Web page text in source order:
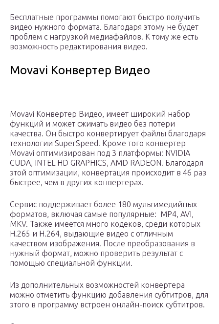
Бесплатные программы помогают быстро получить
видео нужного формата. Благодаря этому не будет
проблем с нагрузкой медиафайлов. К тому же есть
возможность редактирования видео.
Movavi Конвертер Видео
Movavi Конвертер Видео, имеет широкий набор
функций и может сжимать видео без потери
качества. Он быстро конвертирует файлы благодаря
технологии SuperSpeed. Кроме того конвертер
Movavi оптимизирован под 3 платформы: NVIDIA
CUDA, INTEL HD GRAPHICS, AMD RADEON. Благодаря
этой оптимизации, конвертация происходит в 46 раз
быстрее, чем в других конвертерах.
Сервис поддерживает более 180 мультимедийных
форматов, включая самые популярные: MP4, AVI,
MKV. Также имеется много кодеков, среди которых
H.265 и H.264, выдающие видео с отличным
качеством изображения. После преобразования в
нужный формат, можно проверить результат с
помощью специальной функции.
Из дополнительных возможностей конвертера
можно отметить функцию добавления субтитров, для
этого в программу встроен онлайн-поиск субтитров.